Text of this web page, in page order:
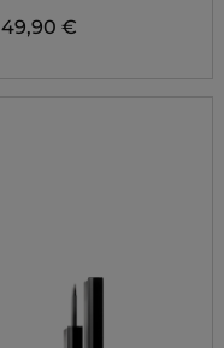
49,90 €